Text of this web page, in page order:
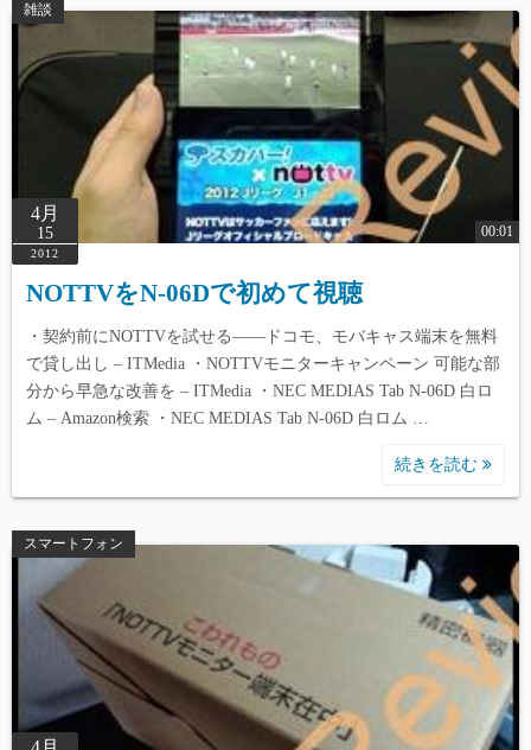
雑談
4月
15
2012
00:01
NOTTVをN-06Dで初めて視聴
・契約前にNOTTVを試せる――ドコモ、モバキャス端末を無料
で貸し出し – ITMedia ・NOTTVモニターキャンペーン 可能な部
分から早急な改善を – ITMedia ・NEC MEDIAS Tab N-06D 白ロ
ム – Amazon検索 ・NEC MEDIAS Tab N-06D 白ロム …
続きを読む
スマートフォン